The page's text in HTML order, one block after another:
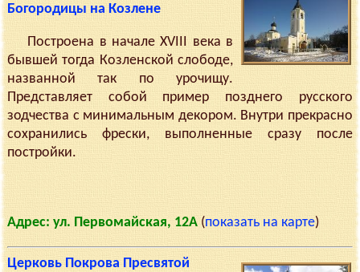
Богородицы на Козлене
Построена в начале XVIII века в
бывшей тогда Козленской слободе,
названной так по урочищу.
Представляет собой пример позднего русского
зодчества с минимальным декором. Внутри прекрасно
сохранились фрески, выполненные сразу после
постройки.
Адрес: ул. Первомайская, 12А(показать на карте)
Церковь Покрова Пресвятой